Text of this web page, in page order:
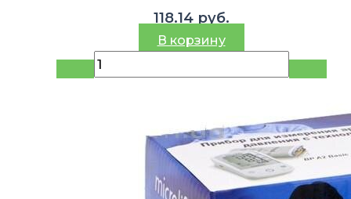
118.14 руб.
В корзину